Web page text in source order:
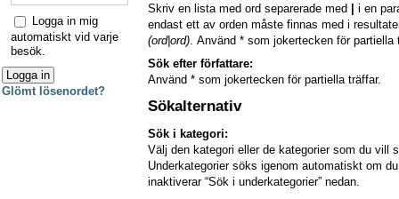
Skriv en lista med ord separerade med
i en
endast ett av orden måste finnas med i
(ord|ord) . Använd * som jokertecken för partiella
Sök efter författare:
Använd * som jokertecken för partiella träffar.
Sökalternativ
Sök i kategori:
Välj den kategori eller de kategorier som du vill
Underkategorier söks igenom automatiskt om
inaktiverar “Sök i underkategorier” nedan.
Logga in mig
automatiskt vid varje
besök.
Glömt lösenordet?